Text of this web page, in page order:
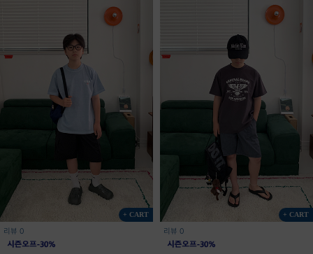
+ CART
리뷰 0
+ CART
리뷰 0